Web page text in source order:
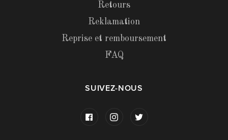
Retours
Reklamation
Reprise et remboursement
FAQ
SUIVEZ-NOUS